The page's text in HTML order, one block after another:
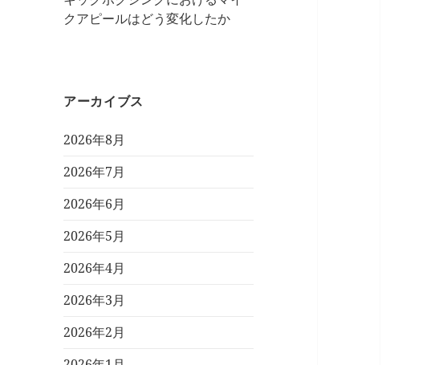
クアピールはどう変化したか
アーカイブス
2026年8月
2026年7月
2026年6月
2026年5月
2026年4月
2026年3月
2026年2月